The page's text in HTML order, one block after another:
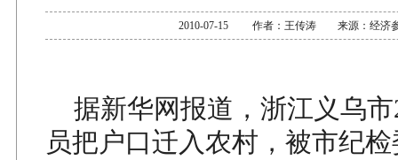
2010-07-15 作者：王传涛 来源：经济
据新华网报道，浙江义乌市
员把户口迁入农村，被市纪